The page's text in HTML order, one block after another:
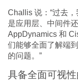
Challis 说：“过去
是应用层、中间件
AppDynamics 和
们能够全面了解端
的问题。”
具备全面可视